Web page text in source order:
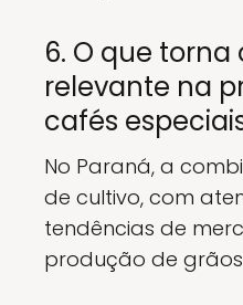
6. O que torna
relevante na
cafés
No Paraná, a
de cultivo, com
tendências de
produção de grãos